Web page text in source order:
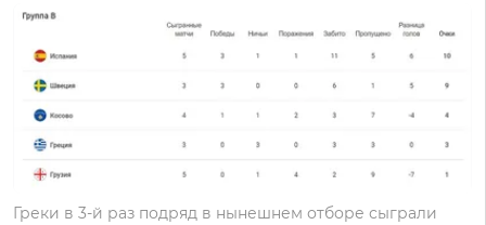
Греки в 3-й раз подряд в нынешнем отборе сыграли